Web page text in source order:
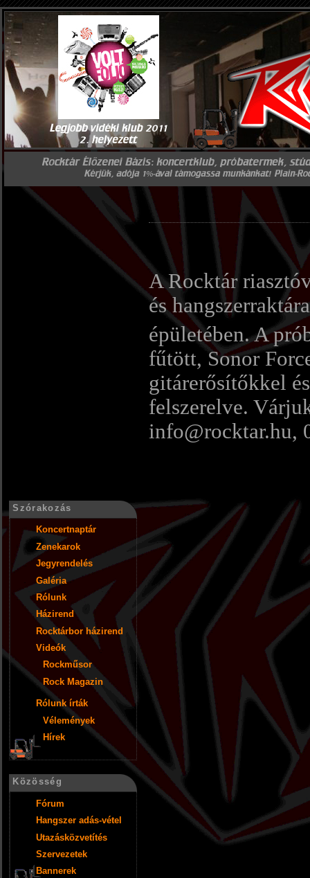
A Rocktár
és
épületében. A
fűtött, Sonor
gitárerősítőkkel
felszerelve.
info@rocktar.hu,
Szórakozás
Koncertnaptár
Zenekarok
Jegyrendelés
Galéria
Rólunk
Házirend
Rocktárbor házirend
Videók
Rockműsor
Rock Magazin
Rólunk írták
Vélemények
Hírek
Közösség
Fórum
Hangszer adás-vétel
Utazásközvetítés
Szervezetek
Bannerek